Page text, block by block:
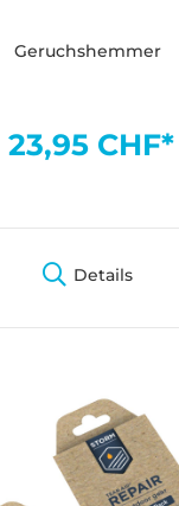
Geruchshemmer
23,95 CHF*
Details